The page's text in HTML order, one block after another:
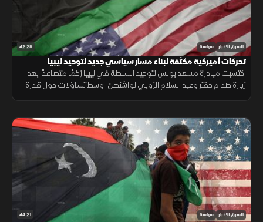
42:29 الشرق للأخبار سياسة
تحركات أميركية مكثفة لبناء مسار سياسي جديد لتوحيد ليبيا
اكتسبت مبادرة مسعد بولس لتوحيد السلطة في ليبيا زخمًا متصاعدًا بعد
زيارة صدام حفتر وعبد السلام الزوبي لواشنطن، وسط تساؤلات حول قدرة
44:21 الشرق للأخبار سياسة